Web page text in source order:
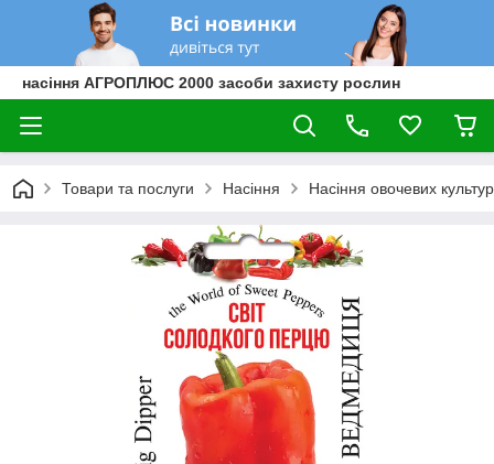
насіння АГРОПЛЮС 2000 засоби захисту рослин
Товари та послуги Насіння Насіння овочевих культур